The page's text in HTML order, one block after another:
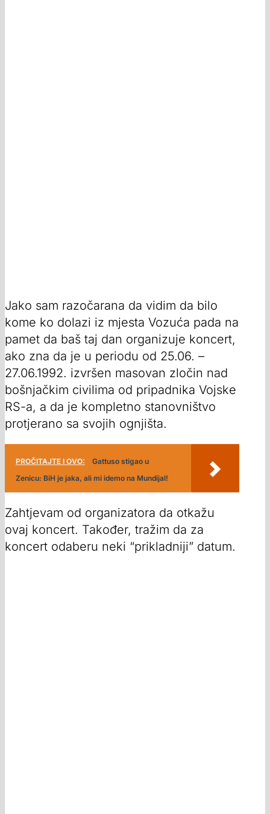
Jako sam razočarana da vidim da bilo
kome ko dolazi iz mjesta Vozuća pada na
pamet da baš taj dan organizuje koncert,
ako zna da je u periodu od 25.06. –
27.06.1992. izvršen masovan zločin nad
bošnjačkim civilima od pripadnika Vojske
RS-a, a da je kompletno stanovništvo
protjerano sa svojih ognjišta.
PROČITAJTE I OVO:
Gattuso stigao u
Zenicu: BiH je jaka, ali mi idemo na Mundijal!
Zahtjevam od organizatora da otkažu
ovaj koncert. Također, tražim da za
koncert odaberu neki “prikladniji” datum.